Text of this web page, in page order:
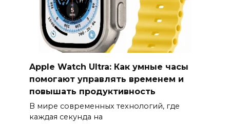
Apple Watch Ultra: Как умные часы
помогают управлять временем и
повышать продуктивность
В мире современных технологий, где
каждая секунда на